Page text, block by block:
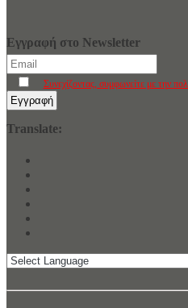
Εγγραφή στο Newsletter
Συνεχίζοντας, συμφωνείτε με την
Translate: